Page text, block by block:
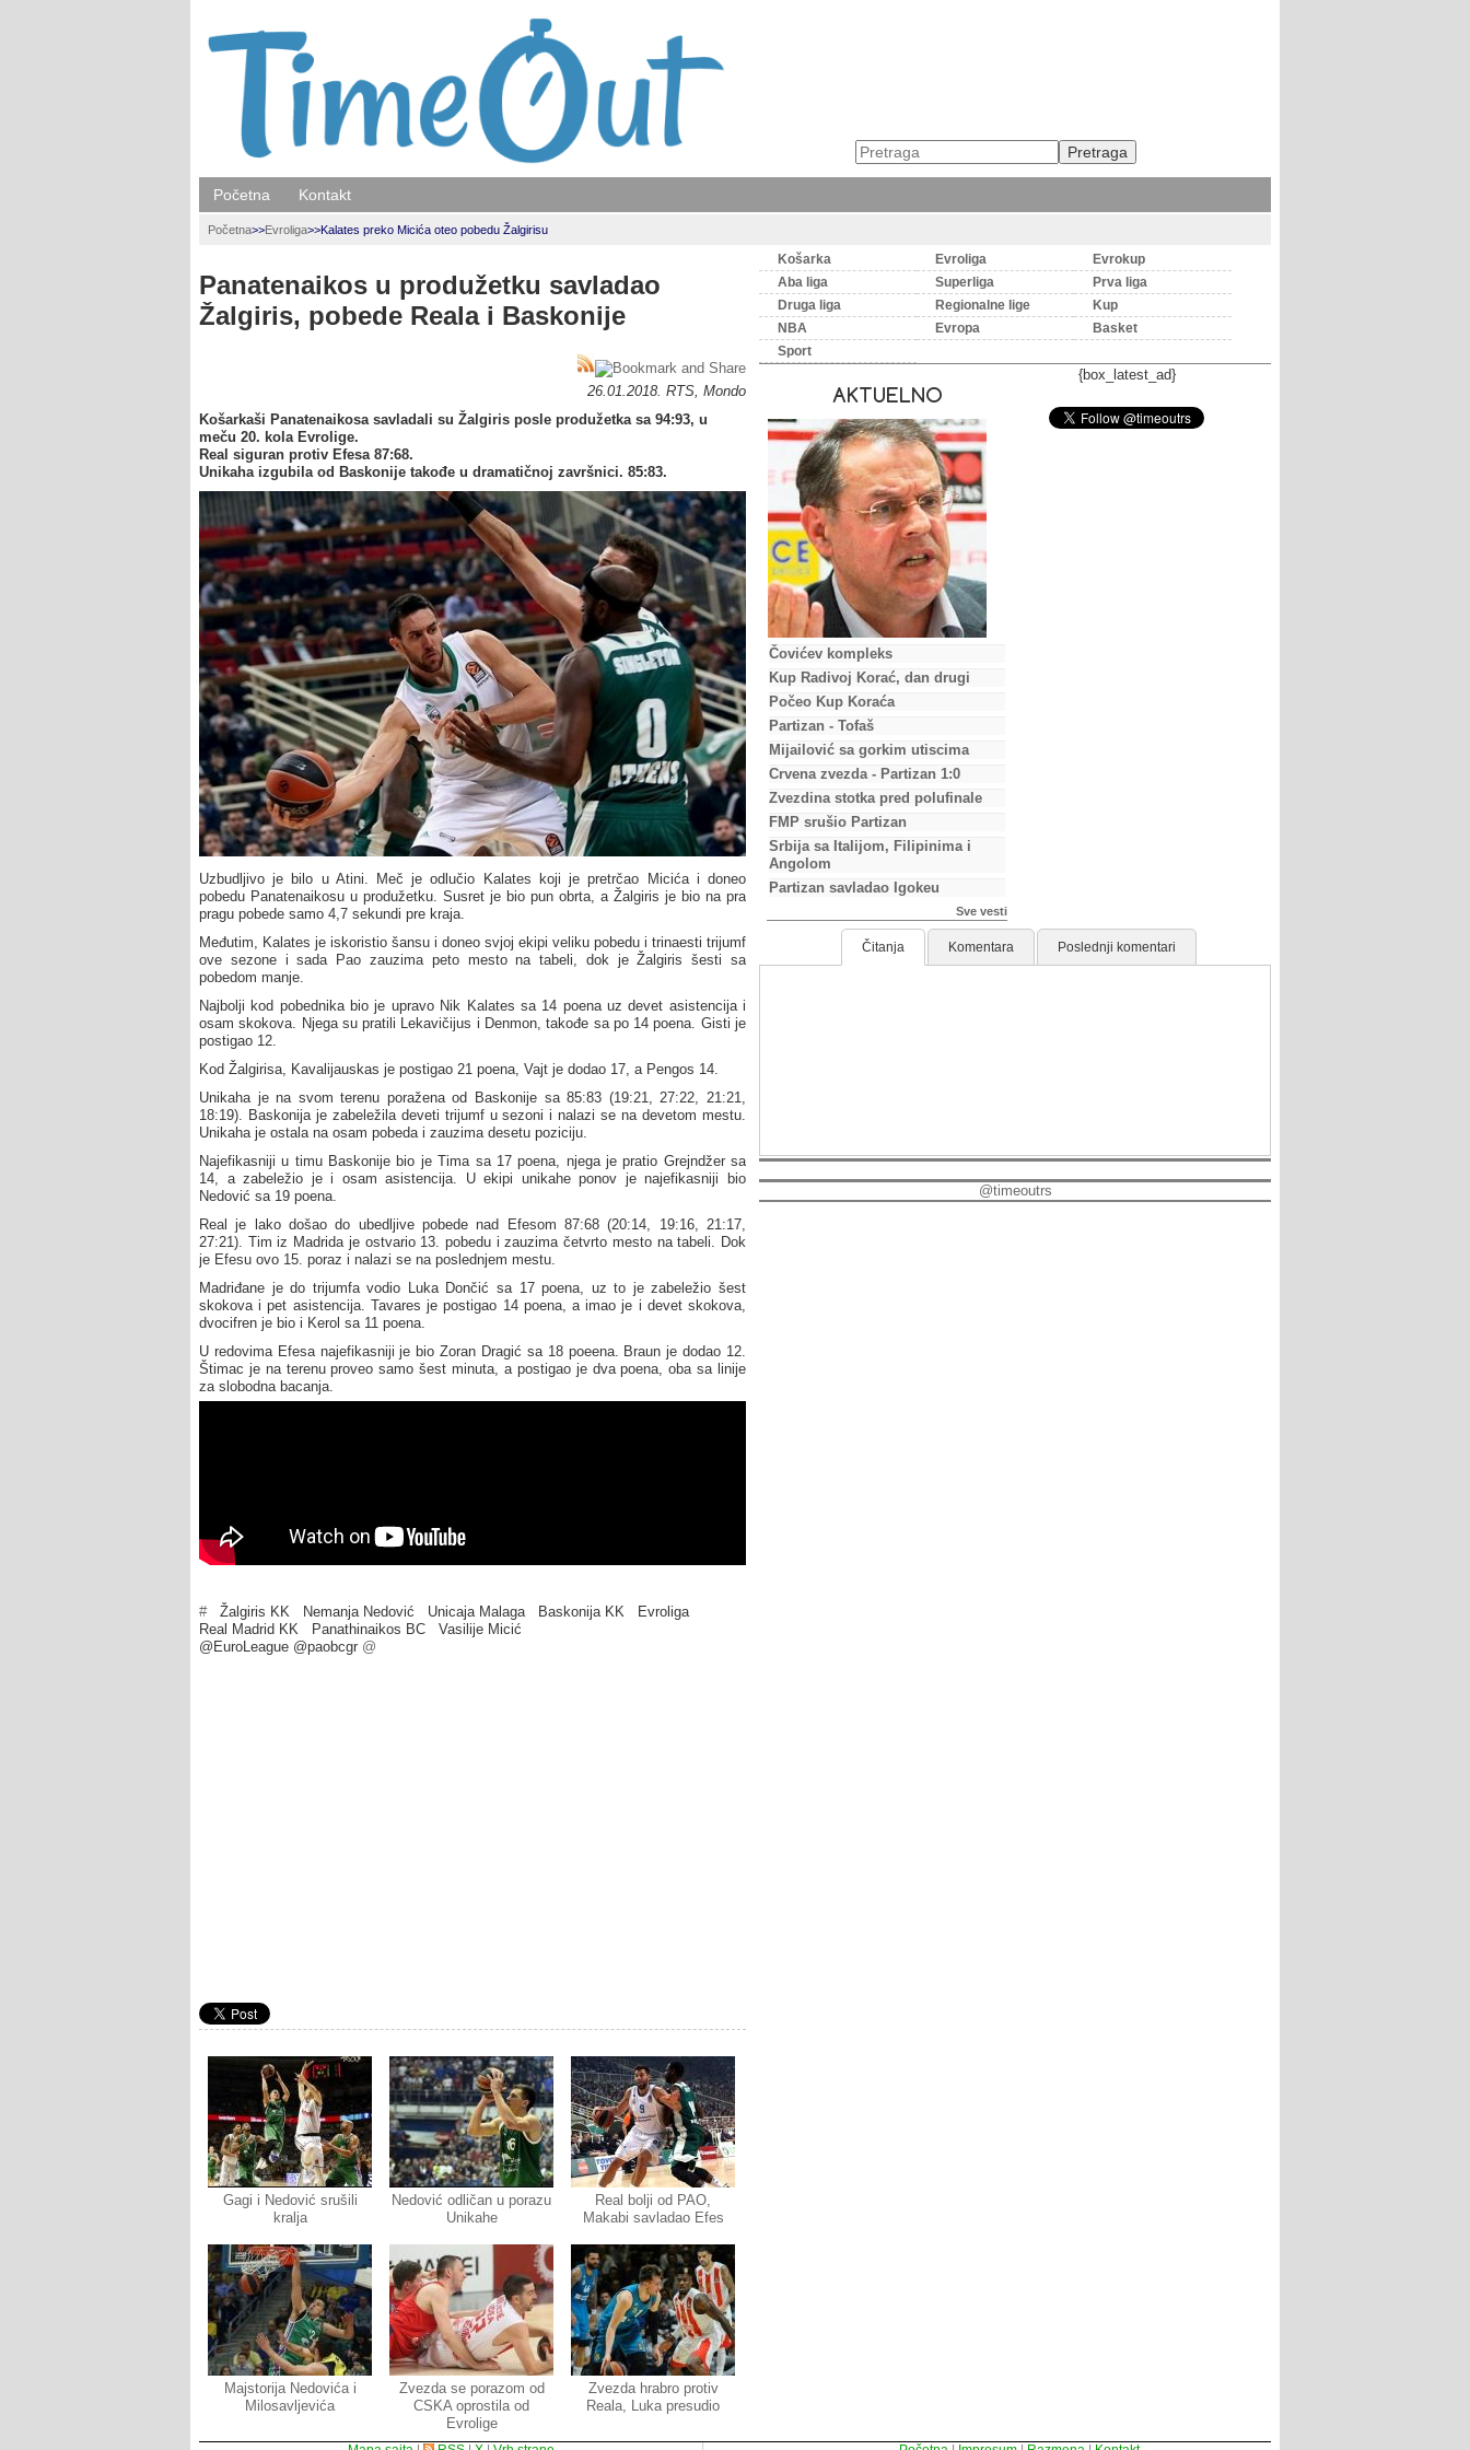
Početna Kontakt
Početna>>Evroliga>>Kalates preko Micića oteo pobedu Žalgirisu
Panatenaikos u produžetku savladao
Žalgiris, pobede Reala i Baskonije
26.01.2018. RTS, Mondo
Košarkaši Panatenaikosa savladali su Žalgiris posle produžetka sa 94:93, u
meču 20. kola Evrolige.
Real siguran protiv Efesa 87:68.
Unikaha izgubila od Baskonije takođe u dramatičnoj završnici. 85:83.
Uzbudljivo je bilo u Atini. Meč je odlučio Kalates koji je pretrčao Micića i doneo
pobedu Panatenaikosu u produžetku. Susret je bio pun obrta, a Žalgiris je bio na pra
pragu pobede samo 4,7 sekundi pre kraja.
Međutim, Kalates je iskoristio šansu i doneo svjoj ekipi veliku pobedu i trinaesti trijumf
ove sezone i sada Pao zauzima peto mesto na tabeli, dok je Žalgiris šesti sa
pobedom manje.
Najbolji kod pobednika bio je upravo Nik Kalates sa 14 poena uz devet asistencija i
osam skokova. Njega su pratili Lekavičijus i Denmon, takođe sa po 14 poena. Gisti je
postigao 12.
Kod Žalgirisa, Kavalijauskas je postigao 21 poena, Vajt je dodao 17, a Pengos 14.
Unikaha je na svom terenu poražena od Baskonije sa 85:83 (19:21, 27:22, 21:21,
18:19). Baskonija je zabeležila deveti trijumf u sezoni i nalazi se na devetom mestu.
Unikaha je ostala na osam pobeda i zauzima desetu poziciju.
Najefikasniji u timu Baskonije bio je Tima sa 17 poena, njega je pratio Grejndžer sa
14, a zabeležio je i osam asistencija. U ekipi unikahe ponov je najefikasniji bio
Nedović sa 19 poena.
Real je lako došao do ubedljive pobede nad Efesom 87:68 (20:14, 19:16, 21:17,
27:21). Tim iz Madrida je ostvario 13. pobedu i zauzima četvrto mesto na tabeli. Dok
je Efesu ovo 15. poraz i nalazi se na poslednjem mestu.
Madriđane je do trijumfa vodio Luka Dončić sa 17 poena, uz to je zabeležio šest
skokova i pet asistencija. Tavares je postigao 14 poena, a imao je i devet skokova,
dvocifren je bio i Kerol sa 11 poena.
U redovima Efesa najefikasniji je bio Zoran Dragić sa 18 poeena. Braun je dodao 12.
Štimac je na terenu proveo samo šest minuta, a postigao je dva poena, oba sa linije
za slobodna bacanja.
# Žalgiris KK Nemanja Nedović Unicaja Malaga Baskonija KK
Evroliga
Real Madrid KK
Panathinaikos BC
Vasilije Micić
@EuroLeague @paobcgr @
Gagi i Nedović srušili
kralja
Nedović odličan u porazu
Unikahe
Real bolji od PAO,
Makabi savladao Efes
Majstorija Nedovića i
Milosavljevića
Zvezda se porazom od
CSKA oprostila od
Evrolige
Zvezda hrabro protiv
Reala, Luka presudio
Košarka Evroliga
Evrokup
Aba liga
Superliga
Prva liga
Druga liga
Regionalne lige
Kup
NBA
Evropa
Basket
Sport
AKTUELNO
Čovićev kompleks
Kup Radivoj Korać, dan drugi
Počeo Kup Koraća
Partizan - Tofaš
Mijailović sa gorkim utiscima
Crvena zvezda - Partizan 1:0
Zvezdina stotka pred polufinale
FMP srušio Partizan
Srbija sa Italijom, Filipinima i
Angolom
Partizan savladao Igokeu
Sve vesti
{box_latest_ad}
Čitanja Komentara Poslednji komentari
@timeoutrs